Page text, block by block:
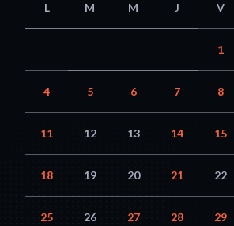
L M M J V
1
4 5 6 7 8
11 12 13 14 15
18 19 20 21 22
25 26 27 28 29